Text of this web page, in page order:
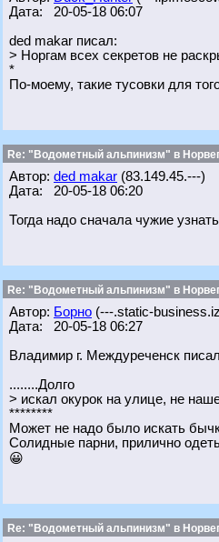
Дата: 20-05-18 06:07
ded makar писал:
> Норгам всех секретов не
*
По-моему, такие тусовки для
Re: "Водометный альпинизм" в
Автор: ded makar (83.149.45.---)
Дата: 20-05-18 06:20
Тогда надо сначала чужие
Re: "Водометный альпинизм" в
Автор: Борно (---.static-
Дата: 20-05-18 06:27
Владимир г. Междуреченск
........Долго
> искал окурок на улице, не
********
Может не надо было искать
Солидные парни, прилично
😀
Re: "Водометный альпинизм" в